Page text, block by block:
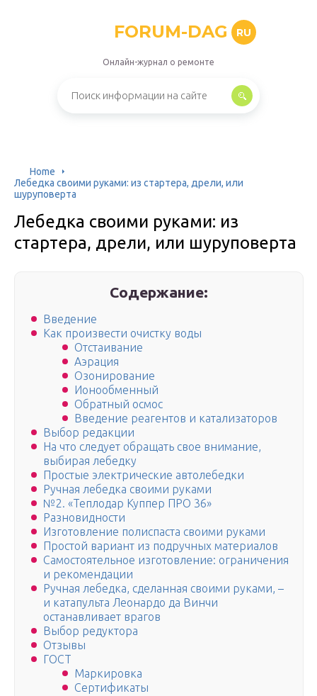
FORUM-DAG RU
Онлайн-журнал о ремонте
Home
Лебедка своими руками: из стартера, дрели, или
шуруповерта
Лебедка своими руками: из
стартера, дрели, или шуруповерта
Содержание:
Введение
Как произвести очистку воды
Отстаивание
Аэрация
Озонирование
Ионообменный
Обратный осмос
Введение реагентов и катализаторов
Выбор редакции
На что следует обращать свое внимание,
выбирая лебедку
Простые электрические автолебедки
Ручная лебедка своими руками
№2. «Теплодар Куппер ПРО 36»
Разновидности
Изготовление полиспаста своими руками
Простой вариант из подручных материалов
Самостоятельное изготовление: ограничения
и рекомендации
Ручная лебедка, сделанная своими руками, –
и катапульта Леонардо да Винчи
останавливает врагов
Выбор редуктора
Отзывы
ГОСТ
Маркировка
Сертификаты